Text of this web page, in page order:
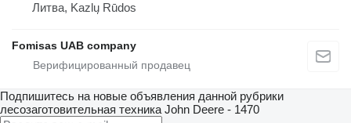
Литва, Kazlų Rūdos
Fomisas UAB company
Подпишитесь на новые объявления данной рубрики
лесозаготовительная техника John Deere - 1470